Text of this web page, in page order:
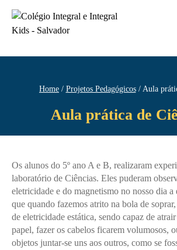
Home Projetos Pedagógicos Aula
Aula prática de
Os alunos do 5º ano A e B, realizaram
laboratório de Ciências. Eles puderam
eletricidade e do magnetismo no nosso dia a
que quando fazemos atrito na bola de
de eletricidade estática, sendo capaz de
papel, fazer os cabelos ficarem volumosos,
objetos juntar-se uns aos outros, como se